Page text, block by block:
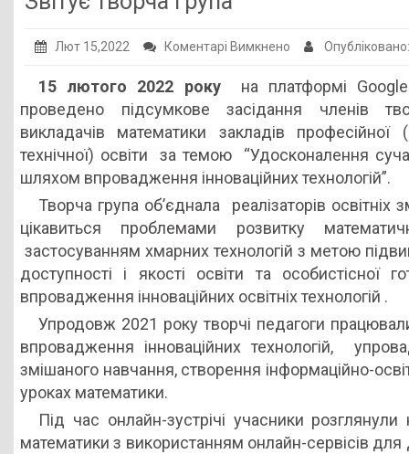
Публічна інформація
Заклади ПТО
Оголошення
Галерея
НМЦ ПТО України
Лют 15,2022 Коментарі Вимкнено до
творча
група
15 лютого 2022 рокуна платформі
проведено підсумкове засідання членів
викладачів математики закладів професійної
технічної) освіти за темою “Удосконалення
шляхом впровадження інноваційних технологій”.
Творча група об’єднала реалізаторів освітніх
цікавиться проблемами розвитку
застосуванням хмарних технологій з метою
доступності і якості освіти та особистісної
впровадження інноваційних освітніх технологій .
Упродовж 2021 року творчі педагоги
впровадження інноваційних технологій,
змішаного навчання, створення інформаційно-
уроках математики.
Під час онлайн-зустрічі учасники
математики з використанням онлайн-сервісів